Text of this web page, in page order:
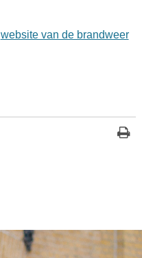
website van de brandweer